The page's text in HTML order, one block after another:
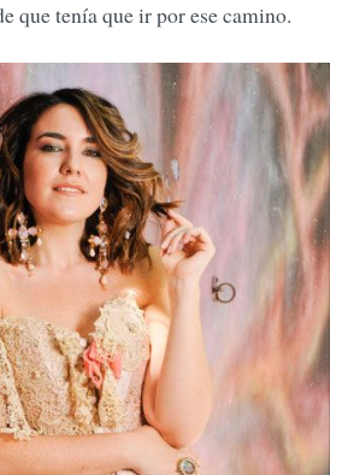
que tenía que ir por ese camino.